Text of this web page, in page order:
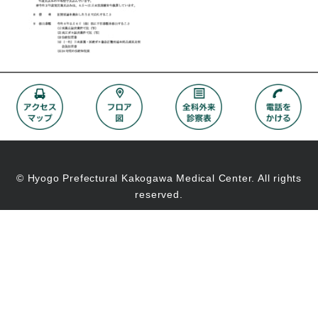
© Hyogo Prefectural Kakogawa Medical Center. All rights
reserved.